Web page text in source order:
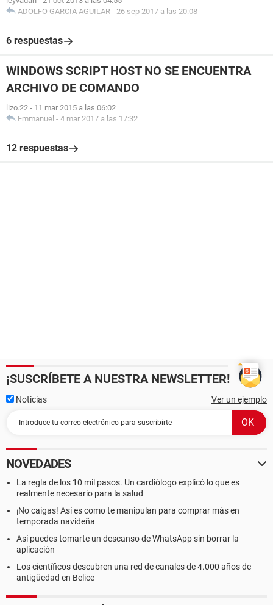
ADOLFO GARCIA AGUILAR - 26 sep 2017 a las 20:08
6 respuestas
WINDOWS SCRIPT HOST NO SE ENCUENTRA
ARCHIVO DE COMANDO
lizo.22 - 11 mar 2015 a las 06:02
Emmanuel - 4 mar 2017 a las 17:32
12 respuestas
¡SUSCRÍBETE A NUESTRA NEWSLETTER!
Noticias Ver un ejemplo
NOVEDADES
La regla de los 10 mil pasos. Un cardiólogo explicó lo que es
realmente necesario para la salud
¡No caigas! Así es como te manipulan para comprar más en
temporada navideña
Así puedes tomarte un descanso de WhatsApp sin borrar la
aplicación
Los científicos descubren una red de canales de 4.000 años de
antigüedad en Belice